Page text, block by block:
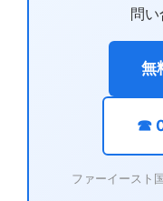
問い
無
☎
ファーイースト